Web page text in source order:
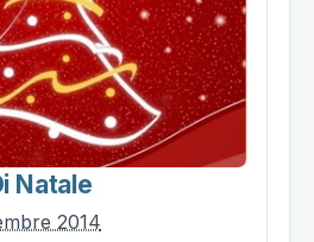
Natale
2014